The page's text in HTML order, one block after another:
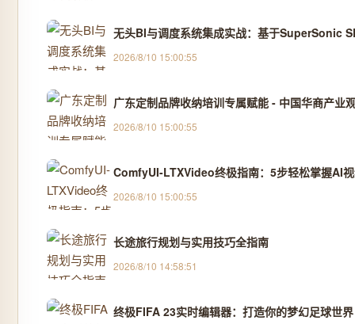
无头BI与调度系统集成实战：基于SuperSonic
2026/8/10 15:00:55
广东定制品牌收纳培训专属赋能 - 中国华商产业
2026/8/10 15:00:55
ComfyUI-LTXVideo终极指南：5步轻松掌握AI
2026/8/10 15:00:55
长途旅行规划与实用技巧全指南
2026/8/10 14:58:51
终极FIFA 23实时编辑器：打造你的梦幻足球世界